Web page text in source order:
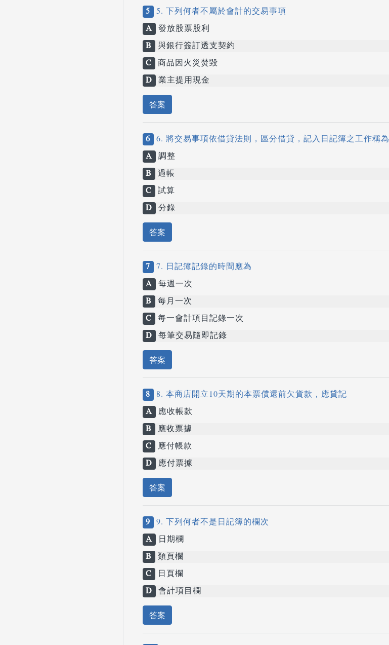
5 5. 下列何者不屬於會計的交易事項
A 發放股票股利
B 與銀行簽訂透支契約
C 商品因火災焚毀
D 業主提用現金
答案
6 6. 將交易事項依借貸法則，區分借貸，記入日記簿之工作稱為
A 調整
B 過帳
C 試算
D 分錄
答案
7 7. 日記簿記錄的時間應為
A 每週一次
B 每月一次
C 每一會計項目記錄一次
D 每筆交易隨即記錄
答案
8 8. 本商店開立10天期的本票償還前欠貨款，應貸記
A 應收帳款
B 應收票據
C 應付帳款
D 應付票據
答案
9 9. 下列何者不是日記簿的欄次
A
日期欄
B 類頁欄
C
日頁欄
D 會計項目欄
答案